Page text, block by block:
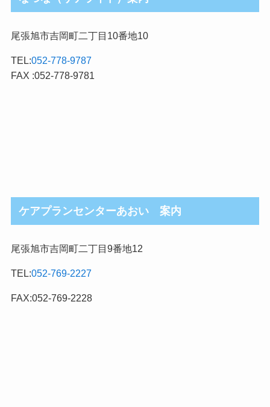
尾張旭市吉岡町二丁目10番地10
TEL:052-778-9787
FAX :052-778-9781
ケアプランセンターあおい 案内
尾張旭市吉岡町二丁目9番地12
TEL:052-769-2227
FAX:052-769-2228